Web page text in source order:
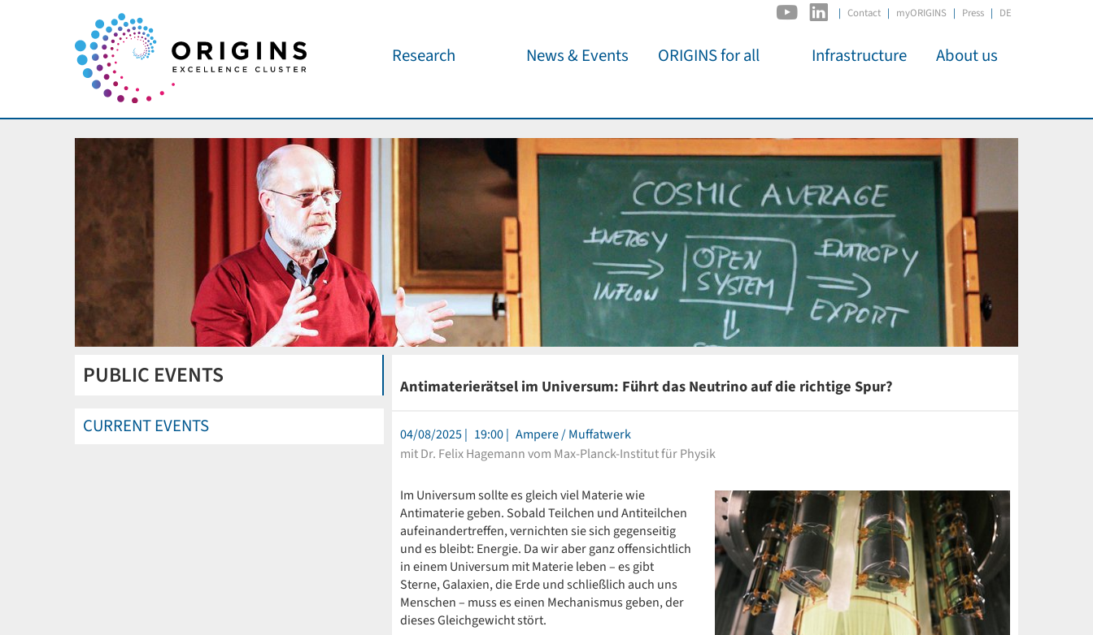
| Contact myORIGINS Press DE
Research
Workshop Support
Seed Projects
Research Partners
News & Events
Important Dates
ORIGINS for all
Wissenschaft für
jedermann
Für Schulen
Lecture Pool
Infrastructure
ODSL / ODC
CORE
About us
Mentoring
Job Offers
PUBLIC EVENTS
CURRENT EVENTS
Antimaterierätsel im Universum: Führt das Neutrino auf die richtige Spur?
04/08/2025 19:00
Ampere / Muffatwerk
mit Dr. Felix Hagemann vom Max-Planck-Institut für Physik
Im Universum sollte es gleich viel Materie wie
Antimaterie geben. Sobald Teilchen und Antiteilchen
aufeinandertreffen, vernichten sie sich gegenseitig
und es bleibt: Energie. Da wir aber ganz offensichtlich
in einem Universum mit Materie leben – es gibt
Sterne, Galaxien, die Erde und schließlich auch uns
Menschen – muss es einen Mechanismus geben, der
dieses Gleichgewicht stört.